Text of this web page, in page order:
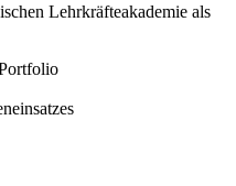
Lehrkräfteakademie als